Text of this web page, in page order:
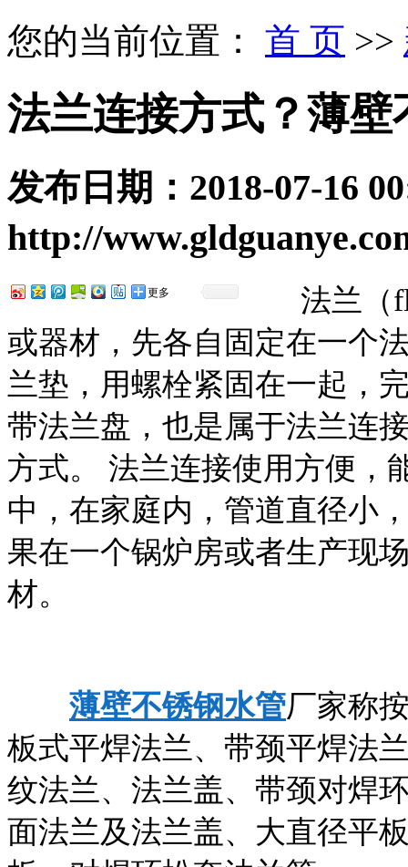
您的当前位置： 首 页 >>
法兰连接方式？薄
发布日期： 2018-07-16
http://
更多
法兰（
或器材，先各自固定在一个
兰垫，用螺栓紧固在一起，
带法兰盘，也是属于法兰连
方式。 法兰连接使用方便，
中，在家庭内，管道直径小
果在一个锅炉房或者生产现
材。
薄壁不锈钢水管厂家称
板式平焊法兰、带颈平焊法
纹法兰、法兰盖、带颈对焊
面法兰及法兰盖、大直径平